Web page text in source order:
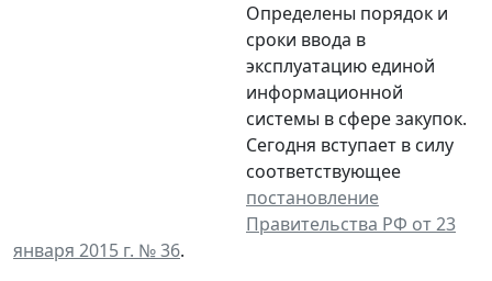
Определены порядок и
сроки ввода в
эксплуатацию единой
информационной
системы в сфере закупок.
Сегодня вступает в силу
соответствующее
постановление
Правительства РФ от 23
января 2015 г. № 36.